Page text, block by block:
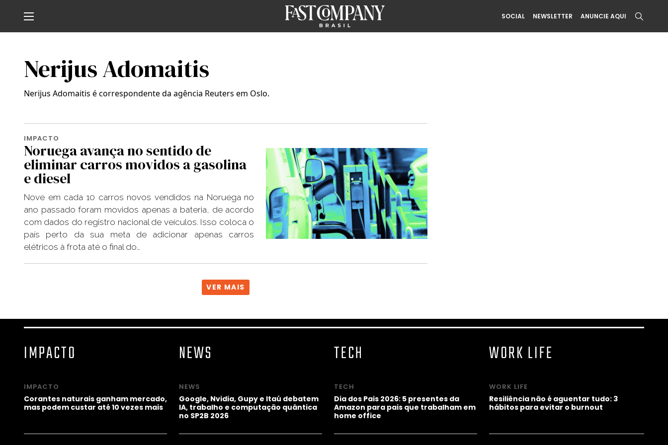
SOCIAL NEWSLETTER ANUNCIE AQUI
Nerijus Adomaitis
Nerijus Adomaitis é correspondente da agência Reuters em Oslo.
IMPACTO
Noruega avança no sentido de
eliminar carros movidos a gasolina
e diesel
Nove em cada 10 carros novos vendidos na Noruega no
ano passado foram movidos apenas a bateria, de acordo
com dados do registro nacional de veículos. Isso coloca o
país perto da sua meta de adicionar apenas carros
elétricos à frota até o final do…
VER MAIS
IMPACTO
IMPACTO
Corantes naturais ganham mercado,
mas podem custar até 10 vezes mais
NEWS
NEWS
Google, Nvidia, Gupy e Itaú debatem
IA, trabalho e computação quântica
no SP2B 2026
TECH
TECH
Dia dos Pais 2026: 5 presentes da
Amazon para pais que trabalham em
home office
WORK LIFE
WORK LIFE
Resiliência não é aguentar tudo: 3
hábitos para evitar o burnout